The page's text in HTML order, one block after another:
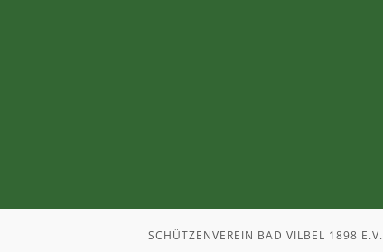
SCHÜTZENVEREIN BAD VILBEL 1898 E.V.